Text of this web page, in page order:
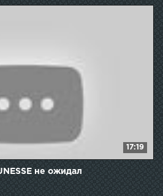
17:19
не ожидал